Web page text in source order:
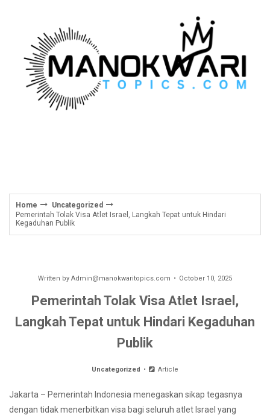
Home
Uncategorized
Pemerintah Tolak Visa Atlet Israel, Langkah Tepat untuk Hindari
Kegaduhan Publik
Written by Admin@manokwaritopics.com October 10, 2025
Pemerintah Tolak Visa Atlet Israel,
Langkah Tepat untuk Hindari Kegaduhan
Publik
Uncategorized Article
Jakarta – Pemerintah Indonesia menegaskan sikap tegasnya
dengan tidak menerbitkan visa bagi seluruh atlet Israel yang